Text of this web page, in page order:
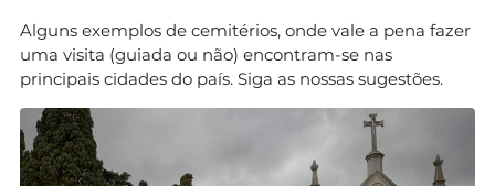
Alguns exemplos de cemitérios, onde vale a pena fazer
uma visita (guiada ou não) encontram-se nas
principais cidades do país. Siga as nossas sugestões.